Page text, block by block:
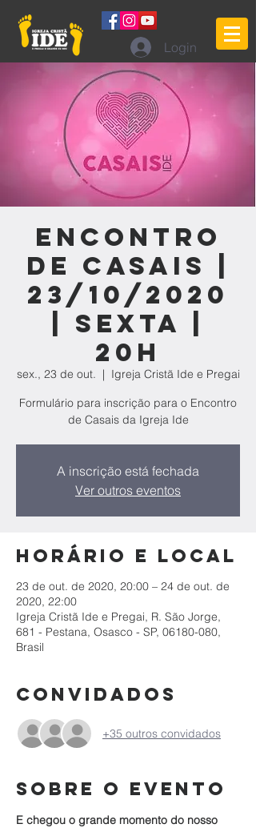
Login
Encontro
de Casais |
23/10/2020
| Sexta |
20h
sex., 23 de out.
  |
Igreja Cristã Ide e Pregai
Formulário para inscrição para o Encontro
de Casais da Igreja Ide
A inscrição está fechada
Ver outros eventos
Horário e local
23 de out. de 2020, 20:00 – 24 de out. de
2020, 22:00
Igreja Cristã Ide e Pregai, R. São Jorge,
681 - Pestana, Osasco - SP, 06180-080,
Brasil
Convidados
+35 outros convidados
Sobre o evento
E chegou o grande momento do nosso